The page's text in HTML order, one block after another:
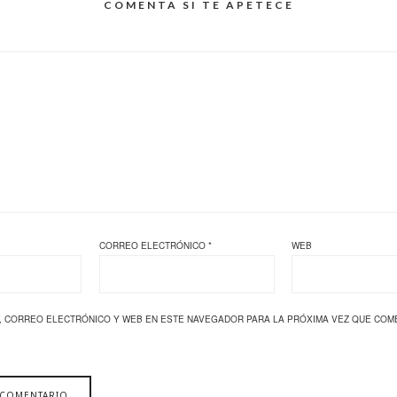
COMENTA SI TE APETECE
CORREO ELECTRÓNICO* WEB
CORREO ELECTRÓNICO Y WEB EN ESTE NAVEGADOR PARA LA PRÓXIMA VEZ QUE